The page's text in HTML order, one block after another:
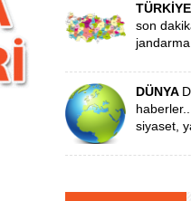
TÜRKİYE
son
DÜNYA
siyaset,